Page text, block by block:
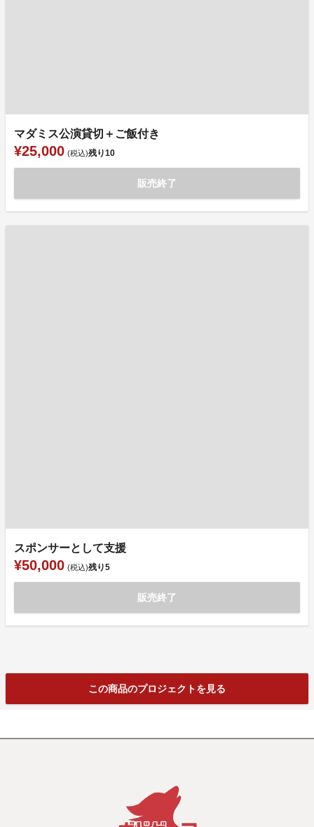
マダミス公演貸切＋ご飯付き
¥25,000 (税込)残り10
販売終了
スポンサーとして支援
¥50,000 (税込)残り5
販売終了
この商品のプロジェクトを見る